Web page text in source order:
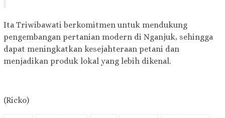
Ita Triwibawati berkomitmen untuk mendukung
pengembangan pertanian modern di Nganjuk, sehingga
dapat meningkatkan kesejahteraan petani dan
menjadikan produk lokal yang lebih dikenal.
(Ricko)